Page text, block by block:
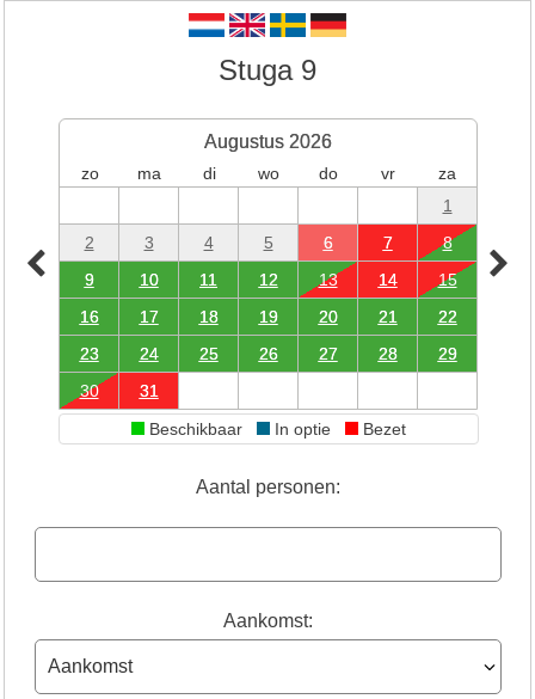
Stuga 9
Augustus 2026
zo ma di wo do vr
za
1
2
3 4 5 6 7
8
9
10 11 12 13 14
15
16
17 18 19 20 21
22
23
24 25 26 27 28
29
30
31
Beschikbaar
In optie Bezet
Aantal personen:
Aankomst: